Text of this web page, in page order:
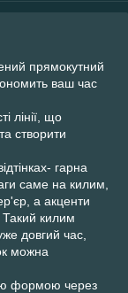
прямокутний
ваш час
лінії, що
створити
гарна
саме на килим,
а акценти
килим
довгий час,
можна
формою через